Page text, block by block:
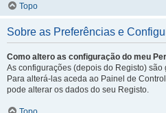
Topo
Sobre as Preferências e
Como altero as configuração do meu
As configurações (depois do Registo)
Para alterá-las aceda ao Painel de
pode alterar os dados do seu Registo.